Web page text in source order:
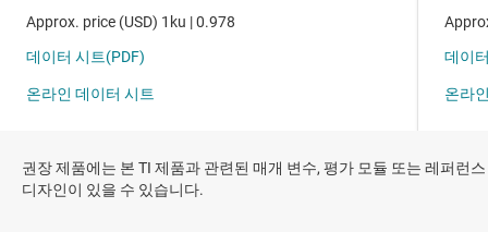
권장 제품에는 본 TI 제품과 관련된 매개 변수, 평가 모듈 또는 레퍼런스
디자인이 있을 수 있습니다.